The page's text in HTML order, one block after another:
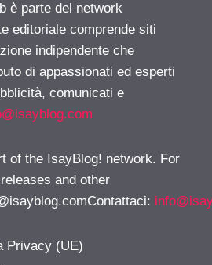
è parte del network
editoriale comprende siti
indipendente che
di appassionati ed esperti
comunicati e
of the IsayBlog! network. For
and other
:
Privacy (UE)